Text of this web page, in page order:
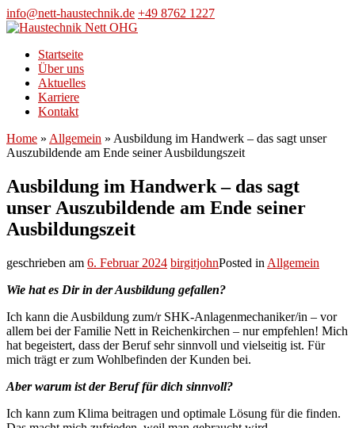
Skip
to
info@nett-haustechnik.de +49 8762 1227
Startseite
Über uns
Aktuelles
Karriere
Kontakt
Home » Allgemein » Ausbildung im Handwerk – das sagt unser
Auszubildende am Ende seiner Ausbildungszeit
Ausbildung im Handwerk – das sagt
unser Auszubildende am Ende seiner
Ausbildungszeit
geschrieben am 6. Februar 2024 birgitjohnPosted in Allgemein
Wie hat es Dir in der Ausbildung gefallen?
Ich kann die Ausbildung zum/r SHK-Anlagenmechaniker/in – vor
allem bei der Familie Nett in Reichenkirchen – nur empfehlen! Mich
hat begeistert, dass der Beruf sehr sinnvoll und vielseitig ist. Für
mich trägt er zum Wohlbefinden der Kunden bei.
Aber warum ist der Beruf für dich sinnvoll?
Ich kann zum Klima beitragen und optimale Lösung für die finden.